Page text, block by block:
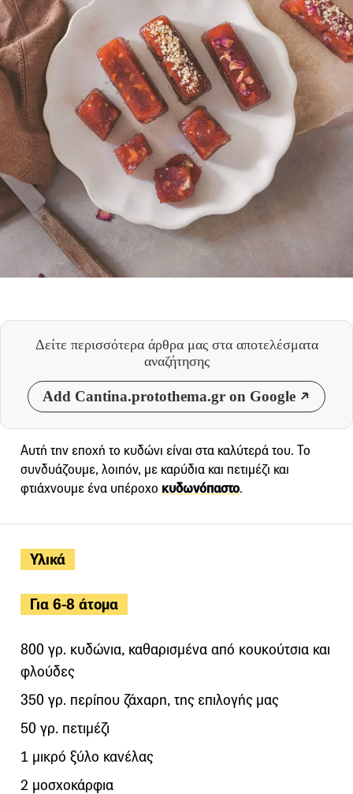
Δείτε περισσότερα άρθρα μας στα αποτελέσματα
αναζήτησης
Add Cantina.protothema.gr on Google
Υλικά
Για 6-8 άτομα
800 γρ. κυδώνια, καθαρισμένα από κουκούτσια και
φλούδες
350 γρ. περίπου ζάχαρη, της επιλογής μας
50 γρ. πετιμέζι
1 μικρό ξύλο κανέλας
2 μοσχοκάρφια
Αυτή την εποχή το κυδώνι είναι στα καλύτερά του. Το
συνδυάζουμε, λοιπόν, με καρύδια και πετιμέζι και
φτιάχνουμε ένα υπέροχο κυδωνόπαστο.